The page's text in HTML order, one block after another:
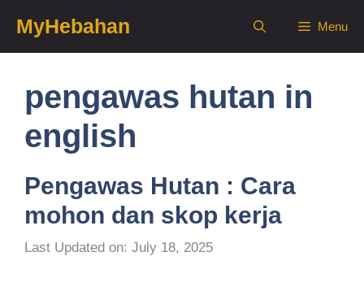
content
MyHebahan Menu
pengawas hutan in
english
Pengawas Hutan : Cara
mohon dan skop kerja
Last Updated on: July 18, 2025